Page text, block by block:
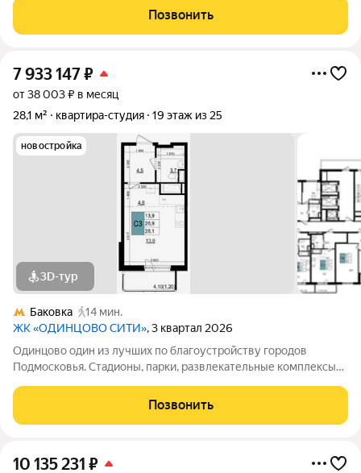
рестораны, салоны красоты и удобные магазины расположены
прямо в вашем дворе, на 1-х
Позвонить
7 933 147₽
от 38 003 ₽ в месяц
28,1 м²
квартира-студия 19 этаж из 25
новостройка
3D-тур
Баковка
14 мин.
ЖК «ОДИНЦОВО СИТИ», 3 квартал 2026
Одинцово один из лучших по благоустройству городов
Подмосковья. Стадионы, парки, развлекательные комплексы
рестораны, салоны красоты и удобные магазины расположены
прямо в вашем дворе, на 1-х
Позвонить
10 135 231 ₽